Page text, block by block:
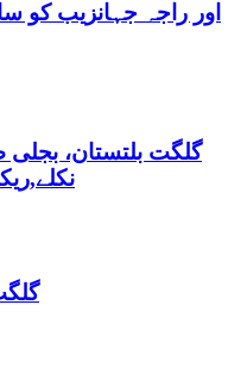
اور راجہ جہانزیب کو